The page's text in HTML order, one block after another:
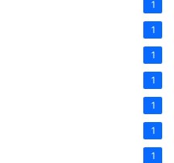
1
1
1
1
1
1
1